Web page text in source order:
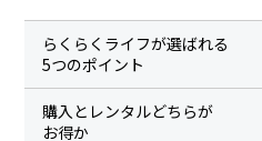
らくらくライフが選ばれる
5つのポイント
購入とレンタルどちらが
お得か